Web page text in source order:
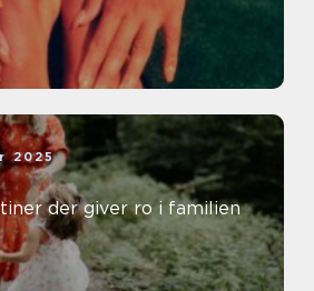
2025
der giver ro i familien